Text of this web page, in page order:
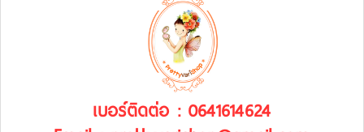
เบอร์ติดต่อ : 0641614624